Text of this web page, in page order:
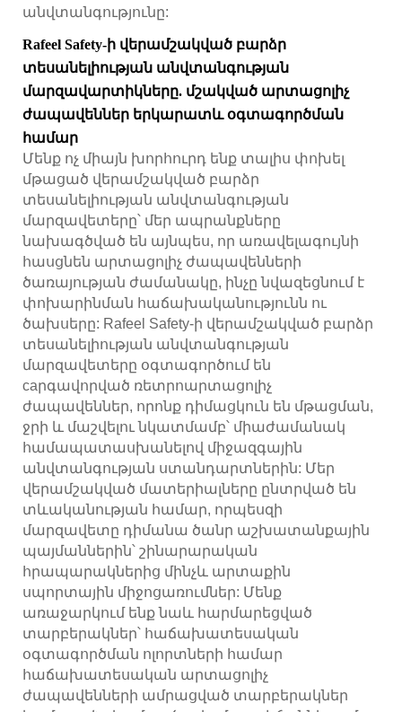
անվտանգությունը:
Rafeel Safety-ի վերամշակված բարձր
տեսանելիության անվտանգության
մարզավարտիկները. մշակված արտացոլիչ
ժապավեններ երկարատև օգտագործման
համար
Մենք ոչ միայն խորհուրդ ենք տալիս փոխել
մթացած վերամշակված բարձր
տեսանելիության անվտանգության
մարզավետերը՝ մեր ապրանքները
նախագծված են այնպես, որ առավելագույնի
հասցնեն արտացոլիչ ժապավենների
ծառայության ժամանակը, ինչը նվազեցնում է
փոխարինման հաճախականությունն ու
ծախսերը: Rafeel Safety-ի վերամշակված բարձր
տեսանելիության անվտանգության
մարզավետերը օգտագործում են
caրգավորված ռետրոարտացոլիչ
ժապավեններ, որոնք դիմացկուն են մթացման,
ջրի և մաշվելու նկատմամբ՝ միաժամանակ
համապատասխանելով միջազգային
անվտանգության ստանդարտներին: Մեր
վերամշակված մատերիալները ընտրված են
տևականության համար, որպեսզի
մարզավետը դիմանա ծանր աշխատանքային
պայմաններին՝ շինարարական
հրապարակներից մինչև արտաքին
սպորտային միջոցառումներ: Մենք
առաջարկում ենք նաև հարմարեցված
տարբերակներ՝ հաճախատեսական
օգտագործման ոլորտների համար
հաճախատեսական արտացոլիչ
ժապավենների ամրացված տարբերակներ